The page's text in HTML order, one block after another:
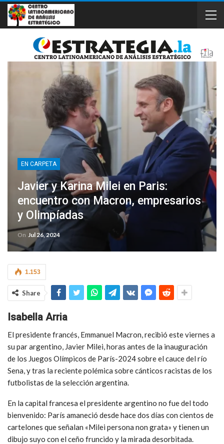
EN CARPETA
Javier y Karina Milei en Paris:
encuentro con Macron, empresarios
y Olimpíadas
On Jul 26, 2024
1.153
Share
Isabella Arria
El presidente francés, Emmanuel Macron, recibió este viernes a
su par argentino, Javier Milei, horas antes de la inauguración
de los Juegos Olímpicos de París-2024 sobre el cauce del río
Sena, y tras la reciente polémica sobre cánticos racistas de los
futbolistas de la selección argentina.
En la capital francesa el presidente argentino no fue del todo
bienvenido: París amaneció desde hace dos días con cientos de
cartelones que señalan «Milei persona non grata» y tienen un
dibujo suyo con el ceño fruncido y la mirada desorbitada.